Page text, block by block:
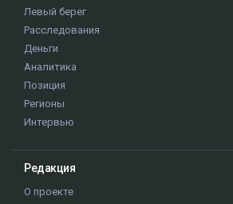
Левый берег
Расследования
Деньги
Аналитика
Позиция
Регионы
Интервью
Редакция
О проекте